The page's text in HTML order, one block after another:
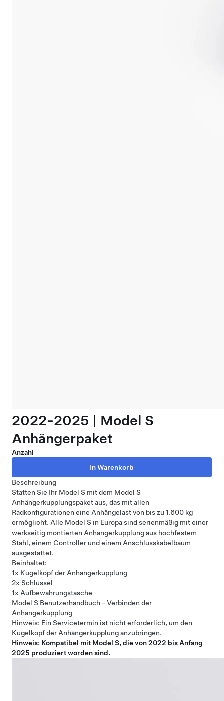
2022-2025 | Model S
Anhängerpaket
Anzahl
Beschreibung
Statten Sie Ihr Model S mit dem Model S
Anhängerkupplungspaket aus, das mit allen
Radkonfigurationen eine Anhängelast von bis zu 1.600 kg
ermöglicht. Alle Model S in Europa sind serienmäßig mit einer
werkseitig montierten Anhängerkupplung aus hochfestem
Stahl, einem Controller und einem Anschlusskabelbaum
ausgestattet.
Beinhaltet:
1x Kugelkopf der Anhängerkupplung
2x Schlüssel
1x Aufbewahrungstasche
Model S Benutzerhandbuch - Verbinden der
Anhängerkupplung
Hinweis: Ein Servicetermin ist nicht erforderlich, um den
Kugelkopf der Anhängerkupplung anzubringen.
Hinweis: Kompatibel mit Model S, die von 2022 bis Anfang
2025 produziert worden sind.